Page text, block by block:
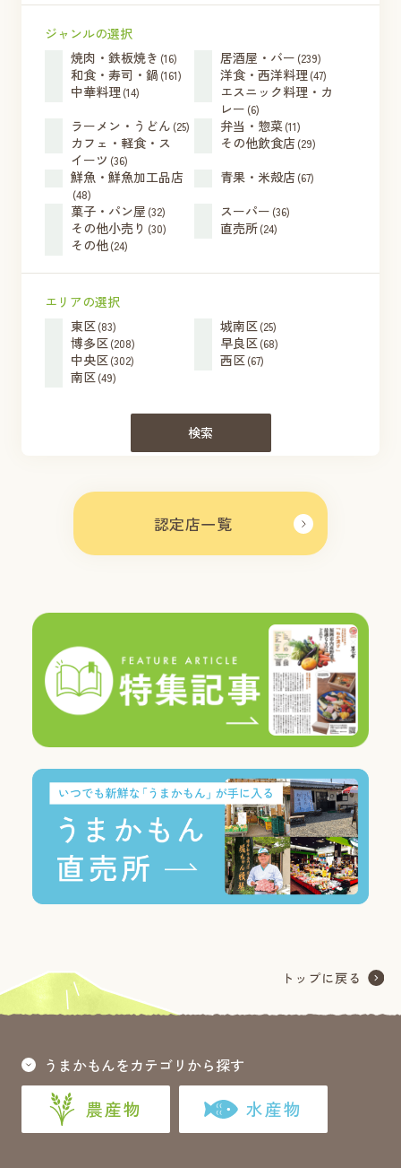
認定店一覧
ジャンルの選択
焼肉・鉄板焼き (16) 居酒屋・バー (239)
和食・寿司・鍋 (161) 洋食・西洋料理 (47)
中華料理 (14)
エスニック料理・カ
レー (6)
ラーメン・うどん (25) 弁当・惣菜(11)
カフェ・軽食・ス
イーツ (36)
その他飲食店(29)
鮮魚・鮮魚加工品店
(48)
青果・米殻店(67)
菓子・パン屋 (32) スーパー (36)
その他小売り (30) 直売所(24)
その他(24)
エリアの選択
東区(83) 城南区(25)
博多区(208) 早良区(68)
中央区(302) 西区(67)
南区(49)
検索
うまかもんをカテゴリから探す
農産物 水産物